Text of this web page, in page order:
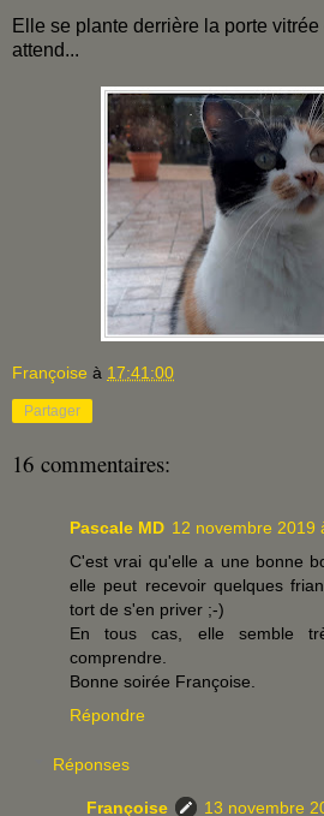
Elle se plante derrière la porte
attend...
Françoise à 17:41:00
Partager
16 commentaires:
Pascale MD 12 novembre 2019
C'est vrai qu'elle a une bonne
elle peut recevoir quelques
tort de s'en priver ;-)
En tous cas, elle semble
comprendre.
Bonne soirée Françoise.
Répondre
Réponses
Françoise 13 novembre